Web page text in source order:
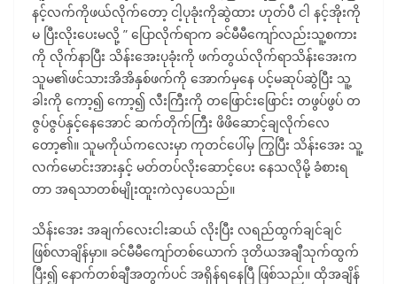
နင့်လက်ကိုဖယ်လိုက်တော့ ငါ့ပုခုံးကိုဆွဲထား ဟုတ်ပီ ငါ နင့်အိုးကို
မ ပြီးလိုးပေးမလို့ ” ပြောလိုက်ရာက ခင်မီမီကျော်လည်းသူ့စကား
ကို လိုက်နာပြီး သိန်းအေးပုခုံးကို ဖက်တွယ်လိုက်ရာသိန်းအေးက
သူမ၏ဖင်သားအိအိနှစ်ဖက်ကို အောက်မှနေ ပင့်မဆုပ်ဆွဲပြီး သူ့
ခါးကို ကော့၍ ကော့၍ လီးကြီးကို တဖြောင်းဖြောင်း တဖွပ်ဖွပ် တ
ဇွပ်ဇွပ်နှင့်နေအောင် ဆက်တိုက်ကြီး ဖိဖိဆောင့်ချလိုက်လေ
တော့၏။ သူမကိုယ်ကလေးမှာ ကုတင်ပေါ်မှ ကြွပြီး သိန်းအေး သူ့
လက်မောင်းအားနှင့် မတ်တပ်လိုးဆောင့်ပေး နေသလိုမို့ ခံစားရ
တာ အရသာတစ်မျိုးထူးကဲလှပေသည်။
သိန်းအေး အချက်လေးငါးဆယ် လိုးပြီး လရည်ထွက်ချင်ချင်
ဖြစ်လာချိန်မှာ။ ခင်မီမီကျော်တစ်ယောက် ဒုတိယအချီသုက်ထွက်
ပြီး၍ နောက်တစ်ချီအတွက်ပင် အရှိန်ရနေပြီ ဖြစ်သည်။ ထိုအချိန်